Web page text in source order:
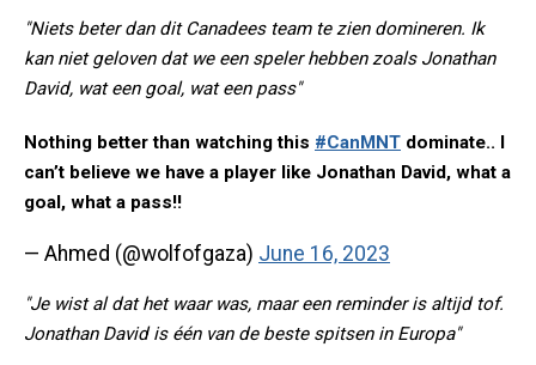
"Niets beter dan dit Canadees team te zien domineren. Ik
kan niet geloven dat we een speler hebben zoals Jonathan
David, wat een goal, wat een pass"
Nothing better than watching this #CanMNT dominate.. I
can’t believe we have a player like Jonathan David, what a
goal, what a pass!!
— Ahmed (@wolfofgaza) June 16, 2023
"Je wist al dat het waar was, maar een reminder is altijd tof.
Jonathan David is één van de beste spitsen in Europa"